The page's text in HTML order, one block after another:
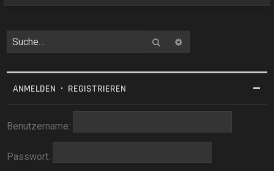
Suche
ANMELDEN • REGISTRIEREN
Benutzername:
Passwort: